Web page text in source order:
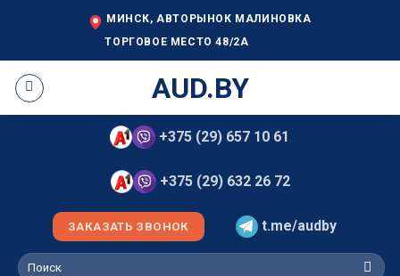
МИНСК, АВТОРЫНОК МАЛИНОВКА
ТОРГОВОЕ МЕСТО 48/2А
AUD.BY
+375 (29) 657 10 61
+375 (29) 632 26 72
ЗАКАЗАТЬ ЗВОНОК t.me/audby
Искать: